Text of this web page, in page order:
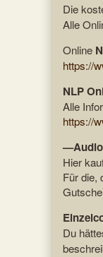
Die
Alle
Online
https://
NLP
Alle
https://
Hier
Für die,
Du